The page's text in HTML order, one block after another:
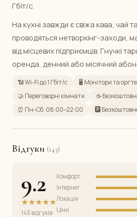
Гбіт/с.
На кухні завжди є свіжа кава, чай
проводяться нетворкінг-заходи,
від місцевих підприємців. Гнучкі
оренда, денний або місячний
📶 Wi-Fi до 1 Гбіт/с
🖥️ Монітори та
🤝 Переговорні кімнати
☕
⏰ Пн–Сб: 08:00–22:00
🅿️
Відгуки (143)
9.2
★★★★★
143 відгуків
Комфорт
Інтернет
Локація
Ціни